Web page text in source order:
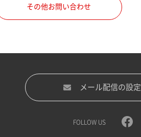
その他お問い合わせ
メール配信の設定
FOLLOW US